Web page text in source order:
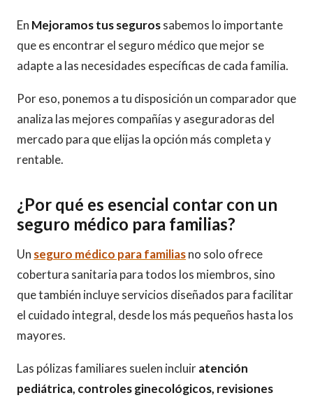
En Mejoramos tus segurossabemos lo importante
que es encontrar el seguro médico que mejor se
adapte a las necesidades específicas de cada familia.
Por eso, ponemos a tu disposición un comparador que
analiza las mejores compañías y aseguradoras del
mercado para que elijas la opción más completa y
rentable.
¿Por qué es esencial contar con un
seguro médico para familias?
Un seguro médico para familiasno solo ofrece
cobertura sanitaria para todos los miembros, sino
que también incluye servicios diseñados para facilitar
el cuidado integral, desde los más pequeños hasta los
mayores.
Las pólizas familiares suelen incluiratención
pediátrica, controles ginecológicos, revisiones